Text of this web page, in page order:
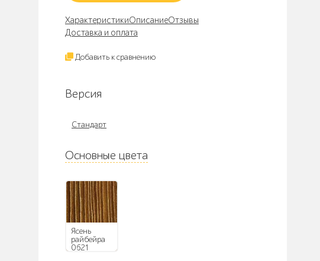
ХарактеристикиОписаниеОтзывы
Доставка и оплата
Добавить к сравнению
Версия
Стандарт
Основные цвета
Ясень
райбейра
0621